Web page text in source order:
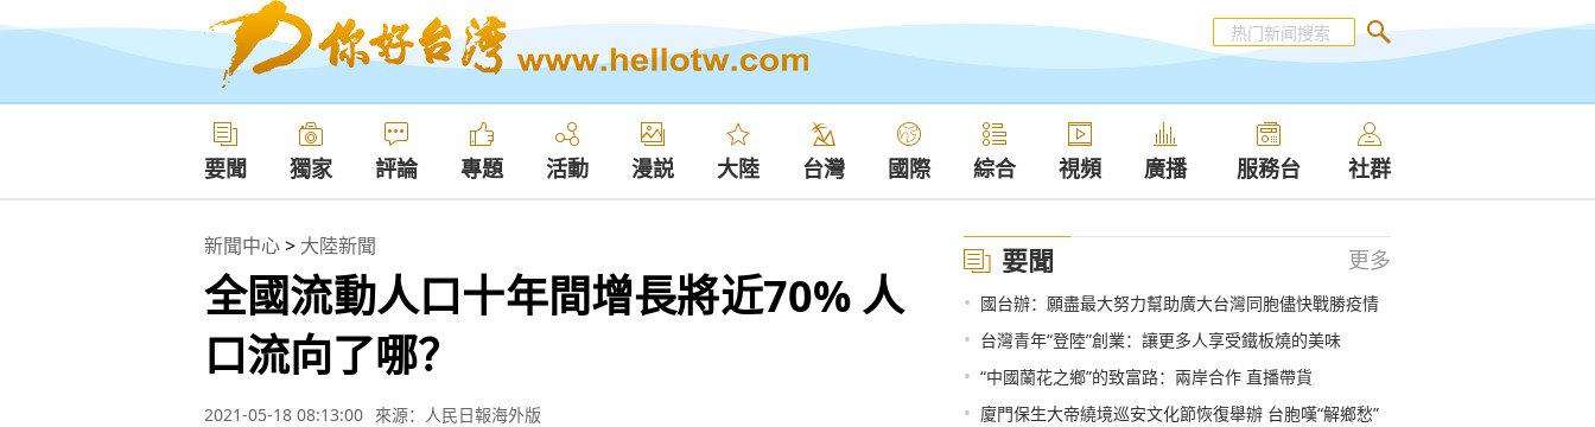
要聞 獨家 評論 專題 活動 漫説 大陸 台灣 國際 綜合 視頻 廣播 服務台 社群
新聞中心> 大陸新聞
全國流動人口十年間增長將近70% 人
口流向了哪？
2021-05-18 08:13:00 來源：人民日報海外版
要聞 更多
• 國台辦：願盡最大努力幫助廣大台灣同胞儘快戰勝疫情
• 台灣青年“登陸”創業：讓更多人享受鐵板燒的美味
• “中國蘭花之鄉”的致富路：兩岸合作 直播帶貨
• 廈門保生大帝繞境巡安文化節恢復舉辦 台胞嘆“解鄉愁”